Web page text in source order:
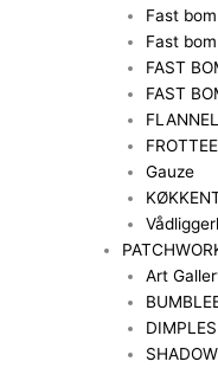
Fast
Fast
FAST
FAST
FLANNEL
FROTTEE
Gauze
Art
DIMPLES